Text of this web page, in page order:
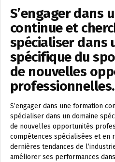
S’engager dans
continue et
spécialiser dans
spécifique du
de nouvelles
professionnelles.
S’engager dans une formation
spécialiser dans un domaine
de nouvelles opportunités
compétences spécialisées et en
dernières tendances de
améliorer ses performances